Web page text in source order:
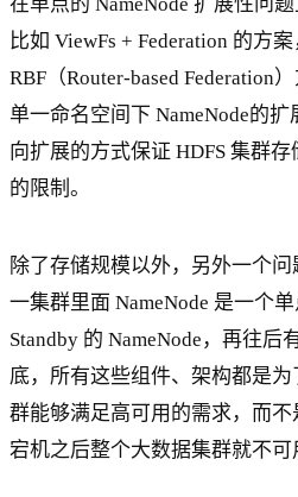
比如 ViewFs + Federation 的方
RBF（Router-based Federation
单一命名空间下 NameNode的
向扩展的方式保证 HDFS 集群
的限制。
除了存储规模以外，另外一个
一集群里面 NameNode 是一个
Standby 的 NameNode，再往后
底，所有这些组件、架构都是为
群能够满足高可用的需求，而不
宕机之后整个大数据集群就不可